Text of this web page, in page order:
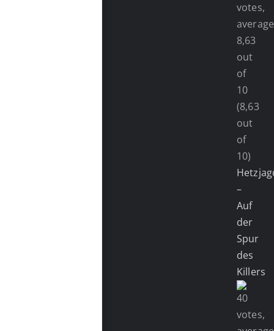
(8,63
out
of
10)
–
Auf
der
Spur
des
Killers